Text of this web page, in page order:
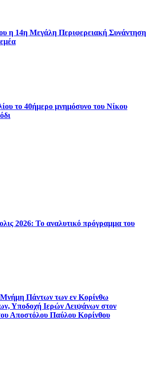
η 14η Μεγάλη Περιφερειακή Συνάντηση
το 40ήμερο μνημόσυνο του Νίκου
2026: Το αναλυτικό πρόγραμμα του
Πάντων των εν Κορίνθω
Υποδοχή Ιερών Λειψάνων στον
Αποστόλου Παύλου Κορίνθου